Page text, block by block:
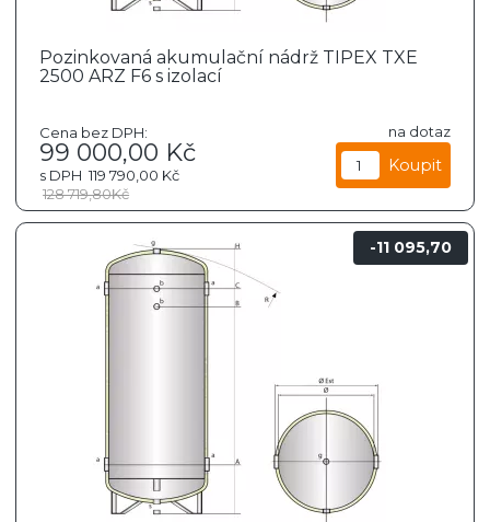
Pozinkovaná akumulační nádrž TIPEX TXE
2500 ARZ F6 s izolací
na dotaz
Cena bez DPH:
99 000,00 Kč
s DPH 119 790,00 Kč
128 719,80Kč
11 095,70